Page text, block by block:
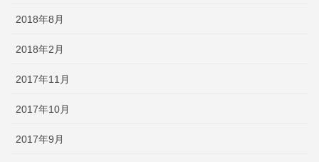
2018年8月
2018年2月
2017年11月
2017年10月
2017年9月